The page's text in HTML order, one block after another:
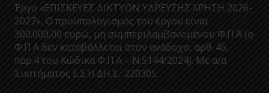
Έργο «ΕΠΙΣΚΕΥΕΣ ΔΙΚΤΥΩΝ ΥΔΡΕΥΣΗΣ ΧΡΗΣΗ 2026-
2027», Ο προϋπολογισμός του έργου είναι
300.000,00 ευρώ, μη συμπεριλαμβανομένου Φ.Π.Α (ο
Φ.Π.Α δεν καταβάλλεται στον ανάδοχο, αρθ. 45,
παρ.4 του Κώδικα Φ.Π.Α – Ν.5144/2024). Με α/α
Συστήματος Ε.Σ.Η.ΔΗ.Σ.: 220305.